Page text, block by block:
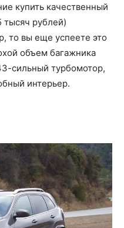
купить качественный
тысяч рублей)
то вы еще успеете это
объем багажника
сильный турбомотор,
интерьер.